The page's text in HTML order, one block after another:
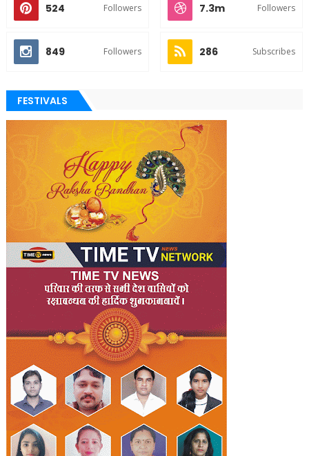
524 Followers 7.3m Followers
849 Followers 286 Subscribes
FESTIVALS